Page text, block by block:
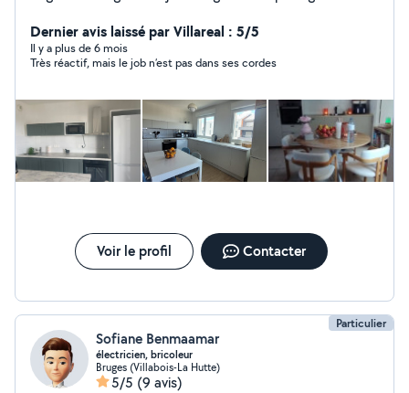
Dernier avis laissé par Villareal : 5/5
Il y a plus de 6 mois
Très réactif, mais le job n’est pas dans ses cordes
Voir le profil Contacter
Particulier
Sofiane Benmaamar
électricien, bricoleur
Bruges (Villabois-La Hutte)
5/5 (9 avis)